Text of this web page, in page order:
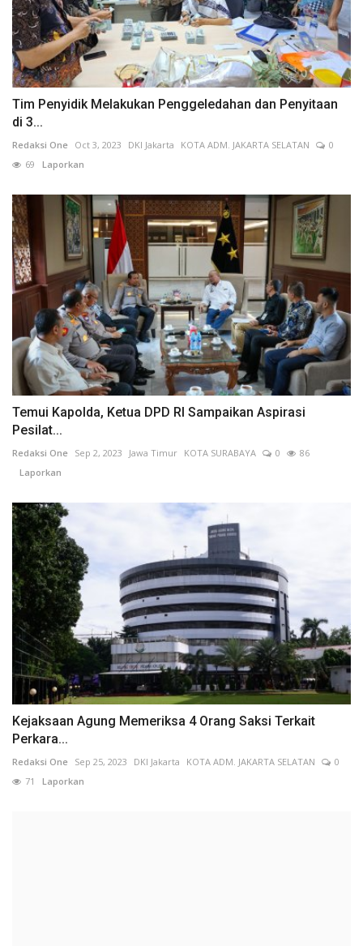
Tim Penyidik Melakukan Penggeledahan dan Penyitaan
di 3...
Redaksi One Oct 3, 2023 DKI Jakarta KOTA ADM. JAKARTA SELATAN
0
69 Laporkan
Temui Kapolda, Ketua DPD RI Sampaikan Aspirasi
Pesilat...
Redaksi One Sep 2, 2023 Jawa Timur KOTA SURABAYA 0
86
Laporkan
Kejaksaan Agung Memeriksa 4 Orang Saksi Terkait
Perkara...
Redaksi One Sep 25, 2023 DKI Jakarta KOTA ADM. JAKARTA SELATAN
0
71
Laporkan